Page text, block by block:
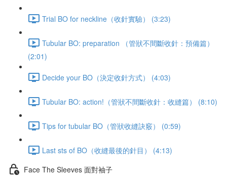
Trial BO for neckline（收針實驗） (3:23)
Tubular BO: preparation （管狀不間斷收針：預備篇）
(2:01)
Decide your BO（決定收針方式） (4:03)
Tubular BO: action!（管狀不間斷收針：收縫篇） (8:10)
Tips for tubular BO（管狀收縫訣竅） (0:59)
Last sts of BO（收縫最後的針目） (4:13)
Face The Sleeves 面對袖子